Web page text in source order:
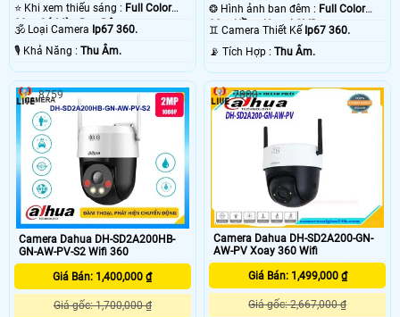
⭐ Khi xem thiếu sáng : Full Color
30m Có Màu Ban Đêm.
🕉️ Loại Camera Ip67 360.
️🎙 Khả Năng : Thu Âm.
❂ Hình ảnh ban đêm : Full Color
30m Hồng Ngoại SMD.
♊ Camera Thiết Kế Ip67 360.
️📡 Tích Hợp :Thu Âm.
Camera Dahua DH-SD2A200HB-
GN-AW-PV-S2 Wifi 360
Giá Bán: 1,400,000 ₫
Giá gốc: 1,700,000 ₫
8759
Camera Dahua DH-SD2A200-GN-
AW-PV Xoay 360 Wifi
Giá Bán: 1,499,000 ₫
Giá gốc: 2,667,000 ₫
7808